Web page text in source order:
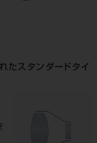
たスタンダードタイ